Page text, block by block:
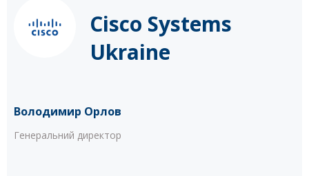
Cisco Systems
Ukraine
Володимир Орлов
Генеральний директор